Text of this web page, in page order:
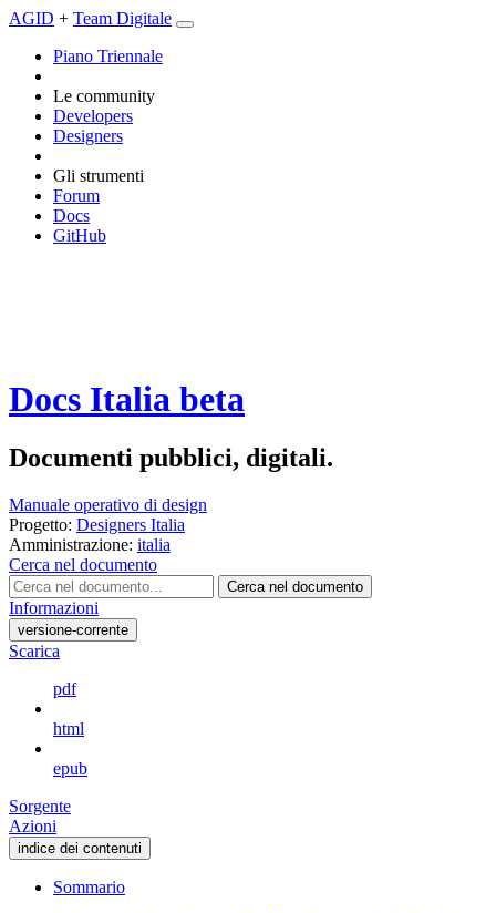
AGID + Team Digitale
Piano Triennale
Le community
Developers
Designers
Gli strumenti
Forum
Docs
GitHub
Docs Italia beta
Documenti pubblici, digitali.
Manuale operativo di design
Progetto: Designers Italia
Amministrazione: italia
Cerca nel documento
Cerca nel documento
Informazioni
versione-corrente
Scarica
pdf
html
epub
Sorgente
Azioni
indice dei contenuti
Sommario